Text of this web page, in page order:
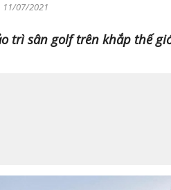
11/07/2021
trì sân golf trên khắp thế